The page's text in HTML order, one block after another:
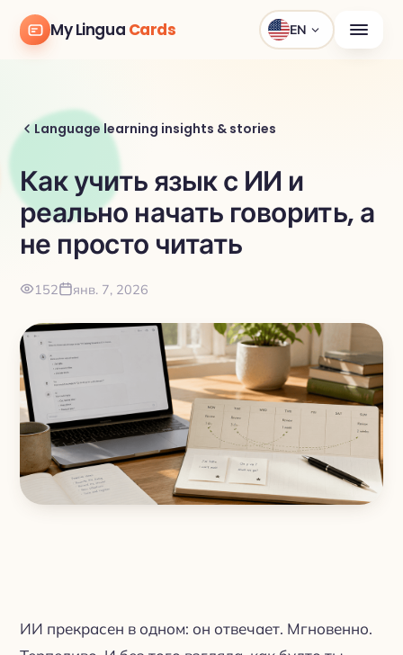
My Lingua Cards EN
Language learning insights & stories
Как учить язык с ИИ и
реально начать говорить, а
не просто читать
152 янв. 7, 2026
ИИ прекрасен в одном: он отвечает. Мгновенно.